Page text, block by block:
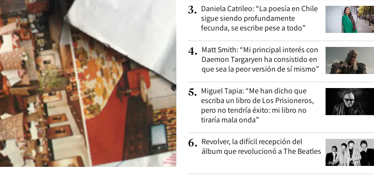
3. Daniela Catrileo: “La poesía en Chile
sigue siendo profundamente
fecunda, se escribe pese a todo”
4. Matt Smith: “Mi principal interés con
Daemon Targaryen ha consistido en
que sea la peor versión de sí mismo”
5. Miguel Tapia: “Me han dicho que
escriba un libro de Los Prisioneros,
pero no tendría éxito: mi libro no
tiraría mala onda”
6. Revolver, la difícil recepción del
álbum que revolucionó a The Beatles